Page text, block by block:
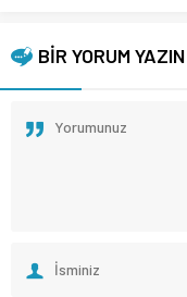
BİR YORUM YAZIN